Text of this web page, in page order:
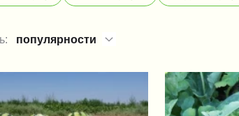
популярности